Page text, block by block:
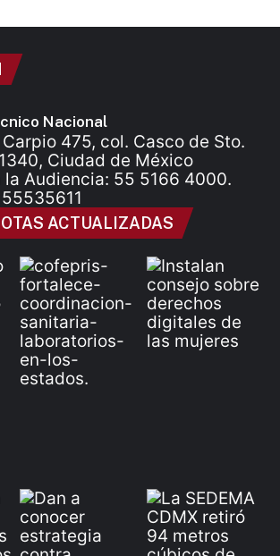
Nacional
475, col. Casco de Sto.
Ciudad de México
Audiencia: 55 5166 4000.
ACTUALIZADAS